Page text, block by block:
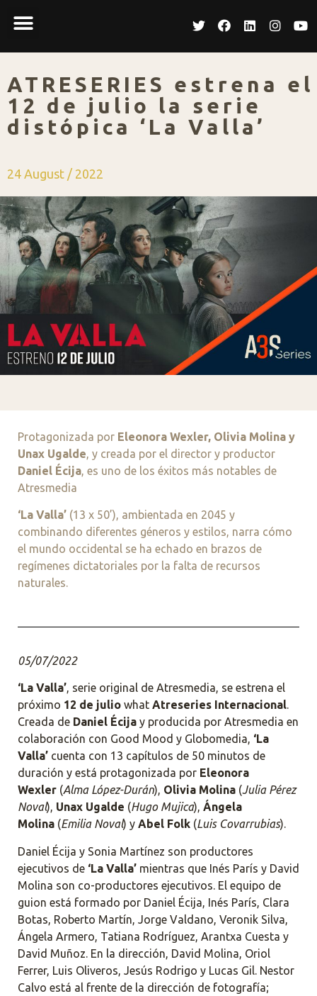
ATRESERIES estrena el
12 de julio la serie
distópica ‘La Valla’
24 August / 2022
Protagonizada por Eleonora Wexler, Olivia Molina y
Unax Ugalde, y creada por el director y productor
Daniel Écija, es uno de los éxitos más notables de
Atresmedia
‘La Valla’ (13 x 50’), ambientada en 2045 y
combinando diferentes géneros y estilos, narra cómo
el mundo occidental se ha echado en brazos de
regímenes dictatoriales por la falta de recursos
naturales.
05/07/2022
‘La Valla’, serie original de Atresmedia, se estrena el
próximo 12 de julio what Atreseries Internacional.
Creada de Daniel Écija y producida por Atresmedia en
colaboración con Good Mood y Globomedia, ‘La
Valla’ cuenta con 13 capítulos de 50 minutos de
duración y está protagonizada por Eleonora
Wexler (Alma López-Durán), Olivia Molina (Julia Pérez
Noval), Unax Ugalde (Hugo Mujica), Ángela
Molina (Emilia Noval) y Abel Folk (Luis Covarrubias).
Daniel Écija y Sonia Martínez son productores
ejecutivos de ‘La Valla’ mientras que Inés París y David
Molina son co-productores ejecutivos. El equipo de
guion está formado por Daniel Écija, Inés París, Clara
Botas, Roberto Martín, Jorge Valdano, Veronik Silva,
Ángela Armero, Tatiana Rodríguez, Arantxa Cuesta y
David Muñoz. En la dirección, David Molina, Oriol
Ferrer, Luis Oliveros, Jesús Rodrigo y Lucas Gil. Nestor
Calvo está al frente de la dirección de fotografía;